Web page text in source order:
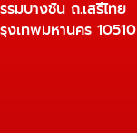
มบางชัน ถ.เสรีไทย
เทพมหานคร 10510